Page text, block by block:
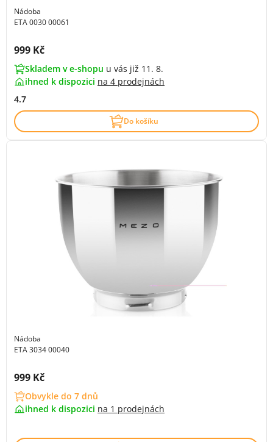
Nádoba
ETA 0030 00061
Cena s DPH:
999 Kč
Skladem v e-shopu u vás již 11. 8.
ihned k dispozici na 4 prodejnách
4.7
Do košíku
Nádoba
ETA 3034 00040
Cena s DPH:
999 Kč
Obvykle do 7 dnů
ihned k dispozici na 1 prodejnách